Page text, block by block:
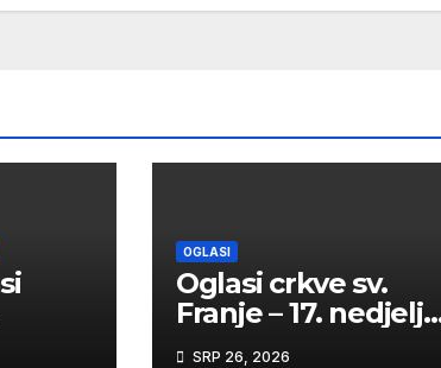
OGLASI
Oglasi crkve sv.
Franje – 17. nedjelja
kroz godinu
SRP 26, 2026